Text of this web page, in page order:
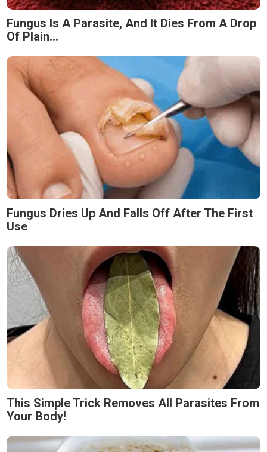
Fungus Is A Parasite, And It Dies From A Drop
Of Plain...
Fungus Dries Up And Falls Off After The First
Use
This Simple Trick Removes All Parasites From
Your Body!